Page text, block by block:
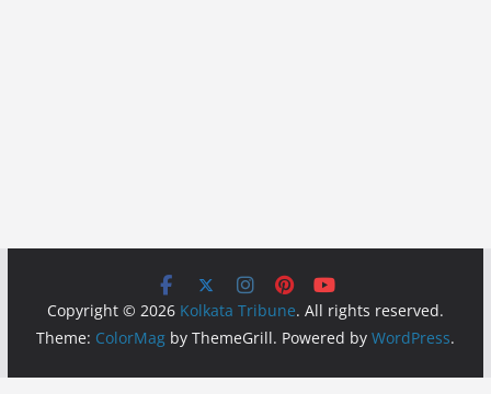
Copyright © 2026 Kolkata Tribune. All rights reserved.
Theme: ColorMagby ThemeGrill. Powered by WordPress.